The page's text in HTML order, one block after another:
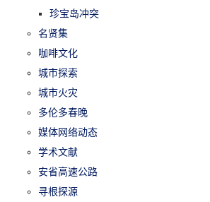
珍宝岛冲突
名贤集
咖啡文化
城市探索
城市火灾
多伦多春晚
媒体网络动态
学术文献
安省高速公路
寻根探源